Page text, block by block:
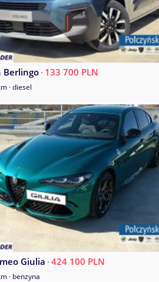
Berlingo · 133 700 PLN
· diesel
Giulia ·424 100 PLN
· benzyna